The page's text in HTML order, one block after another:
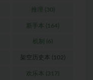
推理 (30)
新手本 (164)
机制 (6)
架空历史本 (102)
欢乐本 (317)